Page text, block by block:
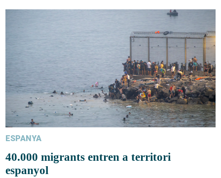
ESPANYA
40.000 migrants entren a territori
espanyol